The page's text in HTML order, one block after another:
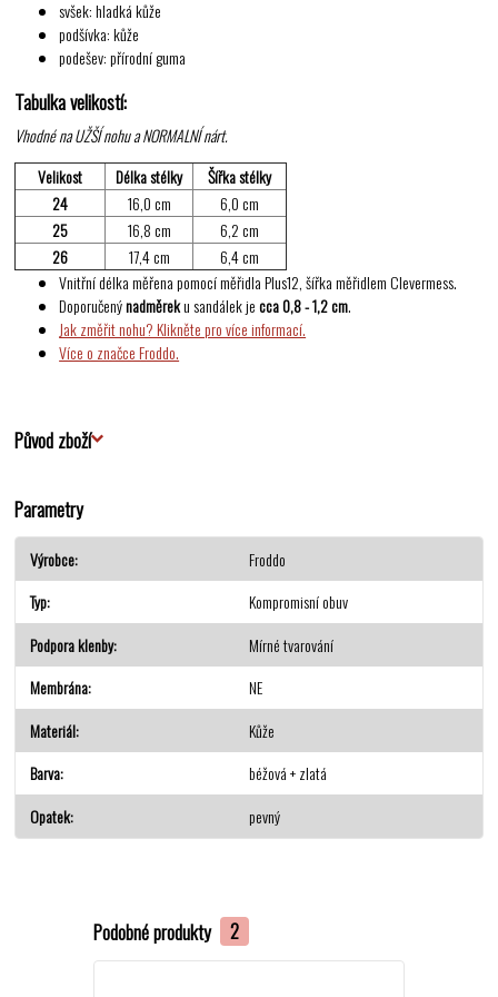
svšek: hladká kůže
podšívka: kůže
podešev: přírodní guma
Tabulka velikostí:
Vhodné na UŽŠÍ nohu a NORMALNÍ nárt.
Velikost
Délka stélky
Šířka stélky
24
16,0 cm
6,0 cm
25
16,8 cm
6,2 cm
26
17,4 cm
6,4 cm
Vnitřní délka měřena pomocí měřidla Plus12, šířka měřidlem Clevermess.
Doporučenýnadměreku sandálek jecca 0,8 - 1,2 cm.
Jak změřit nohu? Klikněte pro více informací.
Více o značce Froddo.
Původ zboží
Parametry
Výrobce
Froddo
Typ
Kompromisní obuv
Podpora klenby
Mírné tvarování
Membrána
NE
Materiál
Kůže
Barva
béžová + zlatá
Opatek
pevný
Podobné produkty 2